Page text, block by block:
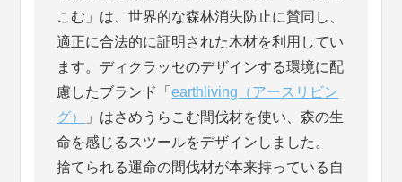
こむ」は、世界的な森林消失防止に賛同し、
適正に合法的に証明された木材を利用してい
ます。ディクラッセのデザインする環境に配
慮したブランド「earthliving（アースリビン
グ）
」はさめうらこむ間伐材を使い、森の生
命を感じるスツールをデザインしました。
捨てられる運命の間伐材が本来持っている自